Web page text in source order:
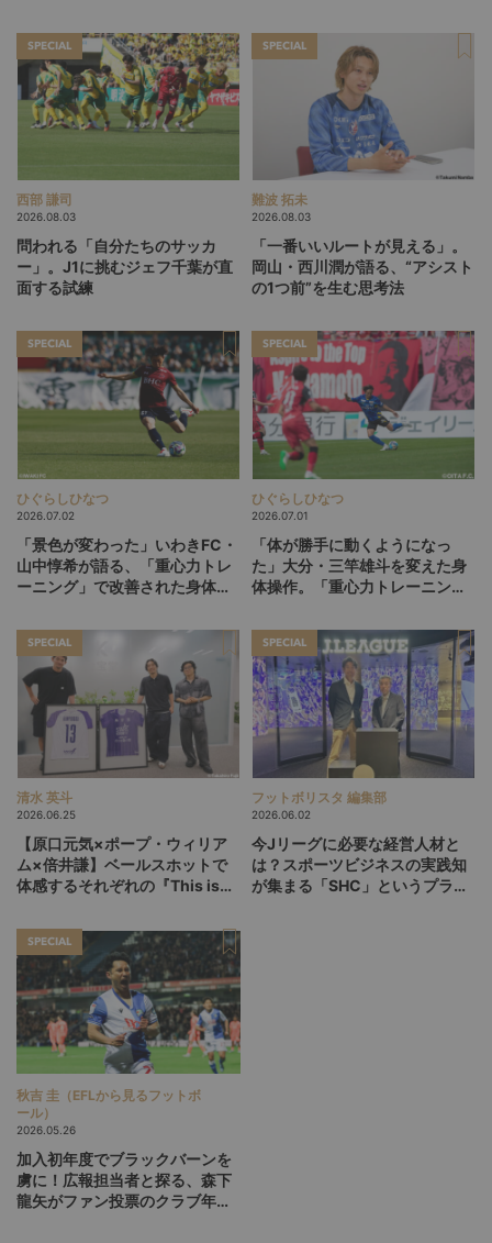
SPECIAL
西部 謙司
2026.08.03
問われる「自分たちのサッカ
ー」。J1に挑むジェフ千葉が直
面する試練
SPECIAL
難波 拓未
2026.08.03
「一番いいルートが見える」。
岡山・西川潤が語る、“アシスト
の1つ前”を生む思考法
SPECIAL
ひぐらしひなつ
2026.07.02
「景色が変わった」いわきFC・
山中惇希が語る、「重心力トレ
ーニング」で改善された身体と
SPECIAL
ひぐらしひなつ
2026.07.01
「体が勝手に動くようになっ
た」大分・三竿雄斗を変えた身
体操作。「重心力トレーニン
SPECIAL
清水 英斗
2026.06.25
【原口元気×ポープ・ウィリア
ム×倍井謙】ベールスホットで
体感するそれぞれの『This is
SPECIAL
フットボリスタ 編集部
2026.06.02
今Jリーグに必要な経営人材と
は？スポーツビジネスの実践知
が集まる「SHC」というプラッ
SPECIAL
秋吉 圭（EFLから見るフットボ
ール）
2026.05.26
加入初年度でブラックバーンを
虜に！広報担当者と探る、森下
龍矢がファン投票のクラブ年間